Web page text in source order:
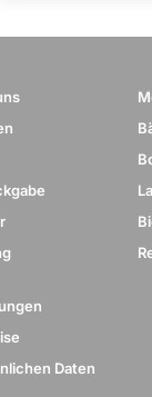
Daten